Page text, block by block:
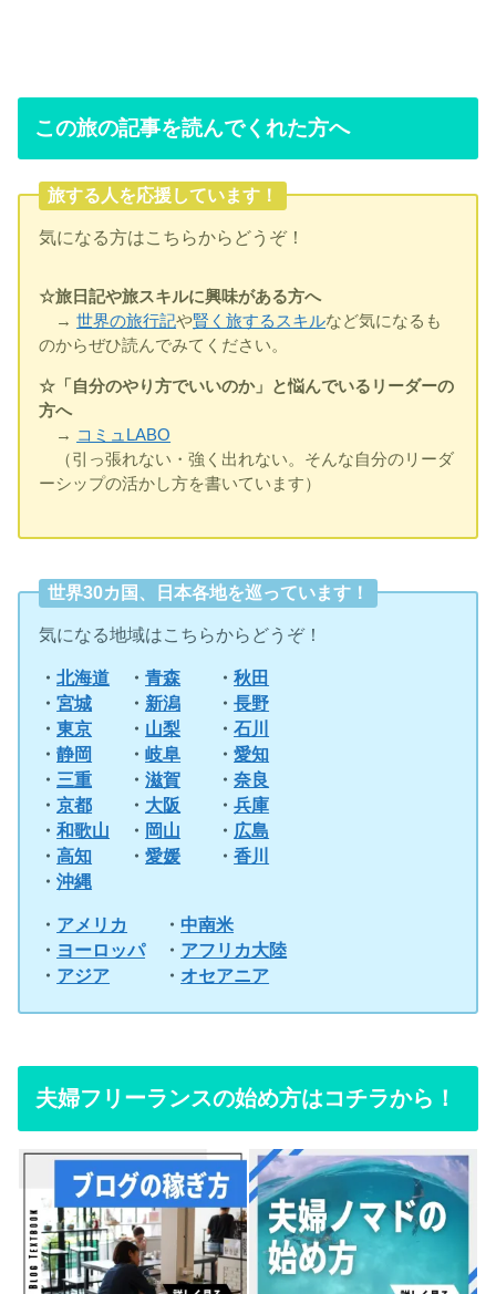
この旅の記事を読んでくれた方へ
旅する人を応援しています！
気になる方はこちらからどうぞ！
☆旅日記や旅スキルに興味がある方へ
→世界の旅行記や賢く旅するスキルなど気になるも
のからぜひ読んでみてください。
☆「自分のやり方でいいのか」と悩んでいるリーダーの
方へ
→ コミュLABO
（引っ張れない・強く出れない。そんな自分のリーダ
ーシップの活かし方を書いています）
世界30カ国、日本各地を巡っています！
気になる地域はこちらからどうぞ！
・北海道 ・青森 ・秋田
・宮城 ・ 新潟 ・長野
・東京 ・ 山梨 ・石川
・静岡 ・岐阜 ・愛知
・ 三重 ・滋賀 ・奈良
・京都 ・ 大阪 ・兵庫
・和歌山 ・ 岡山 ・ 広島
・高知 ・愛媛 ・香川
・沖縄
・ アメリカ ・ 中南米
・ ヨーロッパ・ アフリカ大陸
・ アジア ・ オセアニア
夫婦フリーランスの始め方はコチラから！